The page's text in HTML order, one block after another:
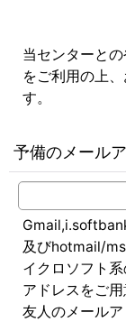
当センターと
をご利用の上
す。
予備のメール
及びhotmail/
イクロソフト
アドレスをご
友人のメールア